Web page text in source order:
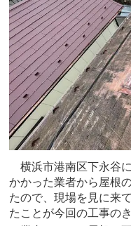
横浜市港南区下永谷
かかった業者から屋根
たので、現場を見に来
たことが今回の工事の